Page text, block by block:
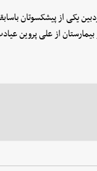
یکی از پیشکسوتان
از علی پروین